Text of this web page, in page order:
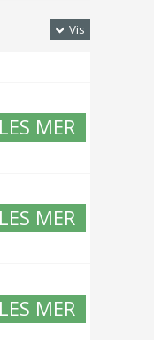
Vis
LES MER
LES MER
LES MER